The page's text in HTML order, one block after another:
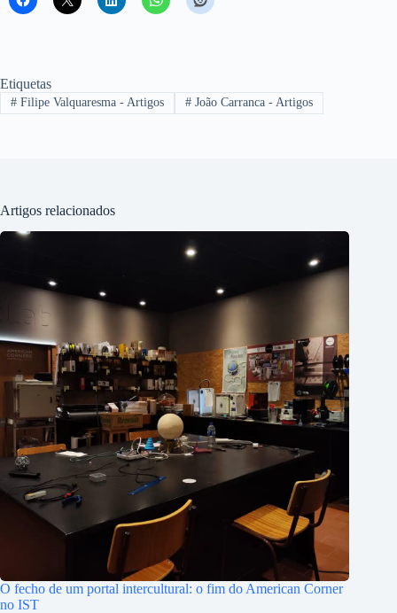
Etiquetas
#Filipe Valquaresma - Artigos #João Carranca - Artigos
Artigos relacionados
O fecho de um portal intercultural: o fim do American Corner
no IST